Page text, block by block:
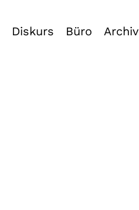
Diskurs Büro Archiv